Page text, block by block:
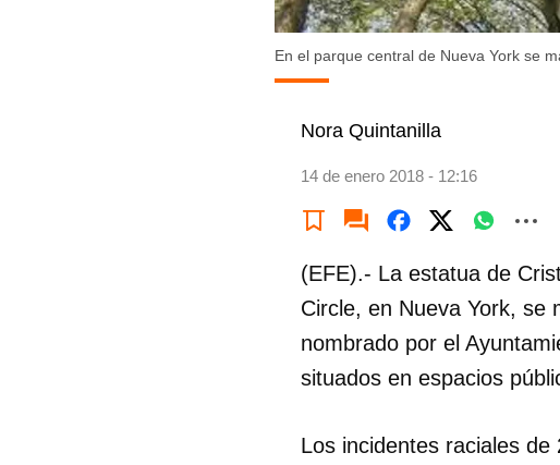
En el parque central de Nueva York se
Nora Quintanilla
14 de enero 2018 - 12:16
(EFE).- La estatua de
Circle, en Nueva York, se
nombrado por el
situados en espacios
Los incidentes raciales